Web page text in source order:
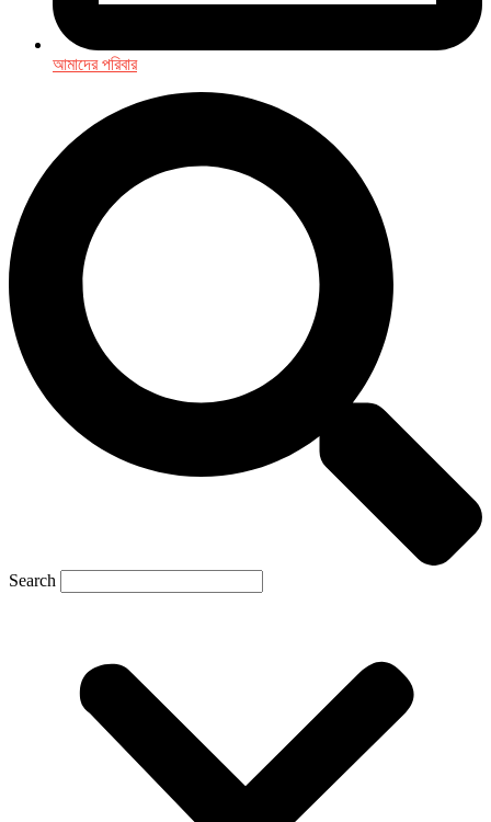
আমাদের পরিবার
Search